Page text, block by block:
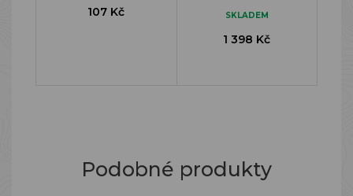
107 Kč SKLADEM
1 398 Kč
Podobné produkty